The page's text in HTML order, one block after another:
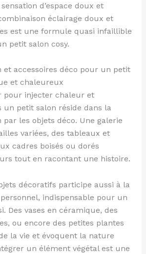
d’espace doux et
éclairage doux et
est une formule quasi infaillible
petit salon cosy.
et accessoires déco pour un petit
et chaleureux
pour injecter chaleur et
un petit salon réside dans la
par les objets déco. Une galerie
variées, des tableaux et
cadres boisés ou dorés
tout en racontant une histoire.
décoratifs participe aussi à la
personnel, indispensable pour un
Des vases en céramique, des
ou encore des petites plantes
la vie et évoquent la nature
un élément végétal est une